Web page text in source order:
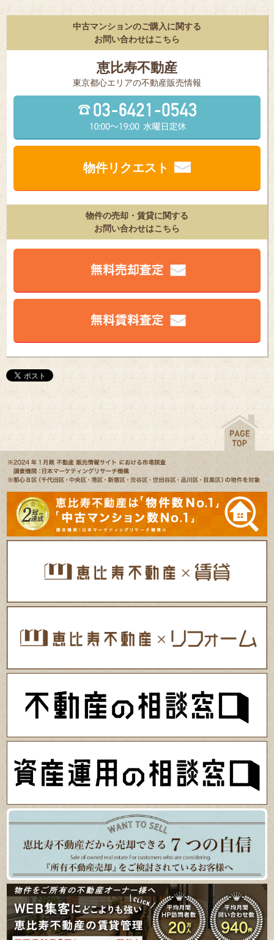
中古マンションのご購入に関する
お問い合わせはこちら
恵比寿不動産
東京都⼼エリアの不動産販売情報
物件リクエスト
物件の売却・賃貸に関する
お問い合わせはこちら